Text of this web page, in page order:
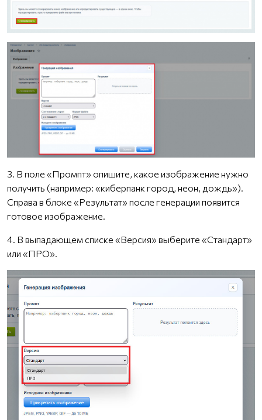
3. В поле «Промпт» опишите, какое изображение нужно
получить (например: «киберпанк город, неон, дождь»).
Справа в блоке «Результат» после генерации появится
готовое изображение.
4. В выпадающем списке «Версия» выберите «Стандарт»
или «ПРО».